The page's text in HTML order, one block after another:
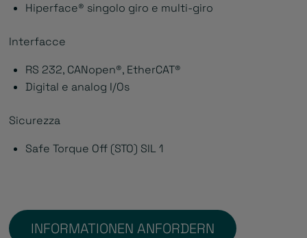
Hiperface® singolo giro e multi-giro
Interfacce
RS 232, CANopen®, EtherCAT®
Digital e analog I/Os
Sicurezza
Safe Torque Off (STO) SIL 1
INFORMATIONEN ANFORDERN